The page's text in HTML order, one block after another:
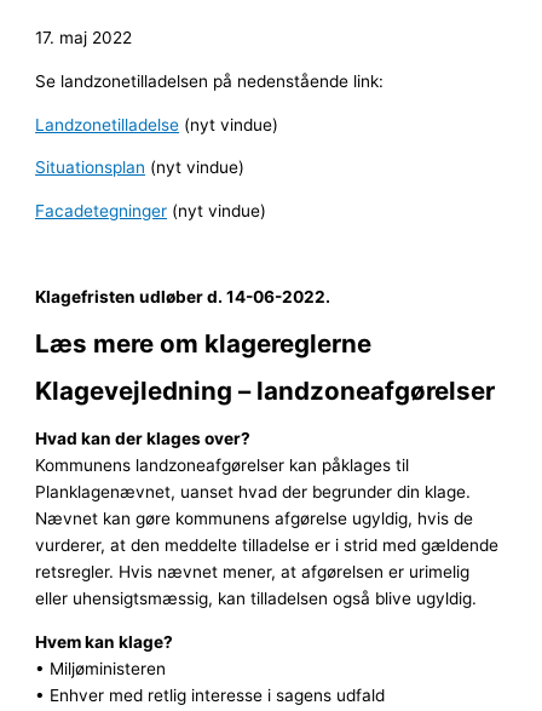
17. maj 2022
Se landzonetilladelsen på nedenstående link:
Landzonetilladelse (nyt vindue)
Situationsplan (nyt vindue)
Facadetegninger (nyt vindue)
Klagefristen udløber d. 14-06-2022.
Læs mere om klagereglerne
Klagevejledning – landzoneafgørelser
Hvad kan der klages over?
Kommunens landzoneafgørelser kan påklages til
Planklagenævnet, uanset hvad der begrunder din klage.
Nævnet kan gøre kommunens afgørelse ugyldig, hvis de
vurderer, at den meddelte tilladelse er i strid med gældende
retsregler. Hvis nævnet mener, at afgørelsen er urimelig
eller uhensigtsmæssig, kan tilladelsen også blive ugyldig.
Hvem kan klage?
• Miljøministeren
• Enhver med retlig interesse i sagens udfald